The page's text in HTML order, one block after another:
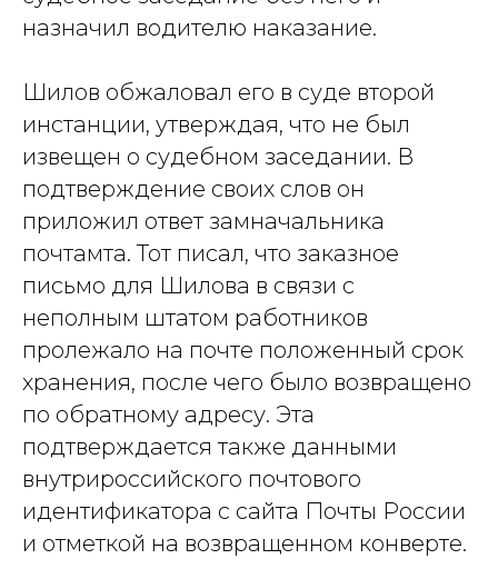
назначил водителю наказание.
Шилов обжаловал его в суде второй
инстанции, утверждая, что не был
извещен о судебном заседании. В
подтверждение своих слов он
приложил ответ замначальника
почтамта. Тот писал, что заказное
письмо для Шилова в связи с
неполным штатом работников
пролежало на почте положенный срок
хранения, после чего было возвращено
по обратному адресу. Эта
подтверждается также данными
внутрироссийского почтового
идентификатора с сайта Почты России
и отметкой на возвращенном конверте.